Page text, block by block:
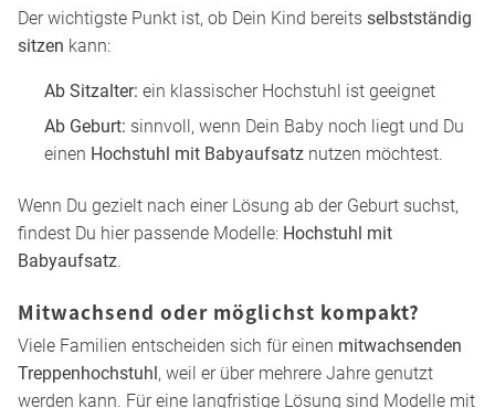
Alter & Entwicklungsstand Deines Kindes
sitzenkann:
Ab Sitzalter:ein klassischer Hochstuhl ist geeignet